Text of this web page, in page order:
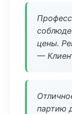
цены.
—
партию